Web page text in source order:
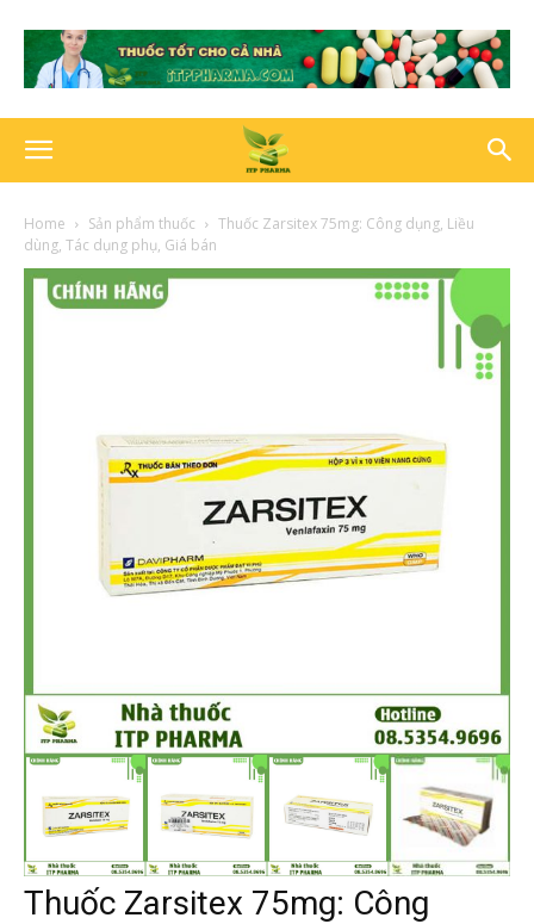
Home Sản phẩm thuốc
Thuốc Zarsitex 75mg: Công dụng, Liều
dùng, Tác dụng phụ, Giá bán
Thuốc Zarsitex 75mg: Công